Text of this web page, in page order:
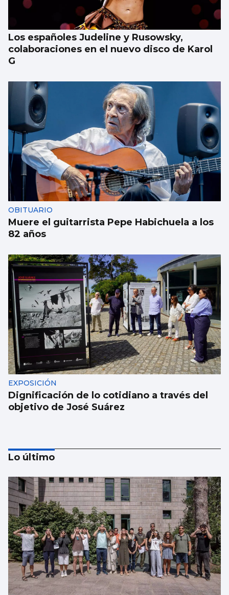
Los españoles Judeline y Rusowsky,
colaboraciones en el nuevo disco de Karol
G
OBITUARIO
Muere el guitarrista Pepe Habichuela a los
82 años
EXPOSICIÓN
Dignificación de lo cotidiano a través del
objetivo de José Suárez
MÚSICA
Lucas Paulano representará a España en
Eurovisión Junior 2026
Lo último